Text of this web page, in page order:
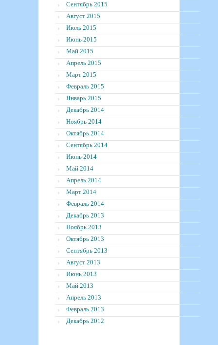
Сентябрь 2015
Август 2015
Июль 2015
Июнь 2015
Май 2015
Апрель 2015
Март 2015
Февраль 2015
Январь 2015
Декабрь 2014
Ноябрь 2014
Октябрь 2014
Сентябрь 2014
Июнь 2014
Май 2014
Апрель 2014
Март 2014
Февраль 2014
Декабрь 2013
Ноябрь 2013
Октябрь 2013
Сентябрь 2013
Август 2013
Июнь 2013
Май 2013
Апрель 2013
Февраль 2013
Декабрь 2012